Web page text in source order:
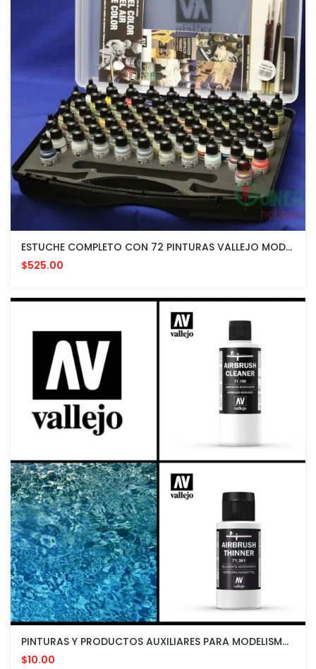
ESTUCHE COMPLETO CON 72 PINTURAS VALLEJO MODELISMO
$525.00
PINTURAS Y PRODUCTOS AUXILIARES PARA MODELISMO MARCA VALLEJO Desde $10 Cash En Adelante
$10.00